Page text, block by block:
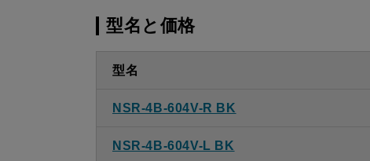
型名と価格
型名
NSR-4B-604V-R BK
NSR-4B-604V-L BK